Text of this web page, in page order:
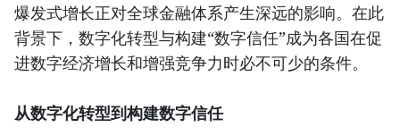
爆发式增长正对全球金融体系产生深远的影响。在此
背景下，数字化转型与构建“数字信任”成为各国在促
进数字经济增长和增强竞争力时必不可少的条件。
从数字化转型到构建数字信任